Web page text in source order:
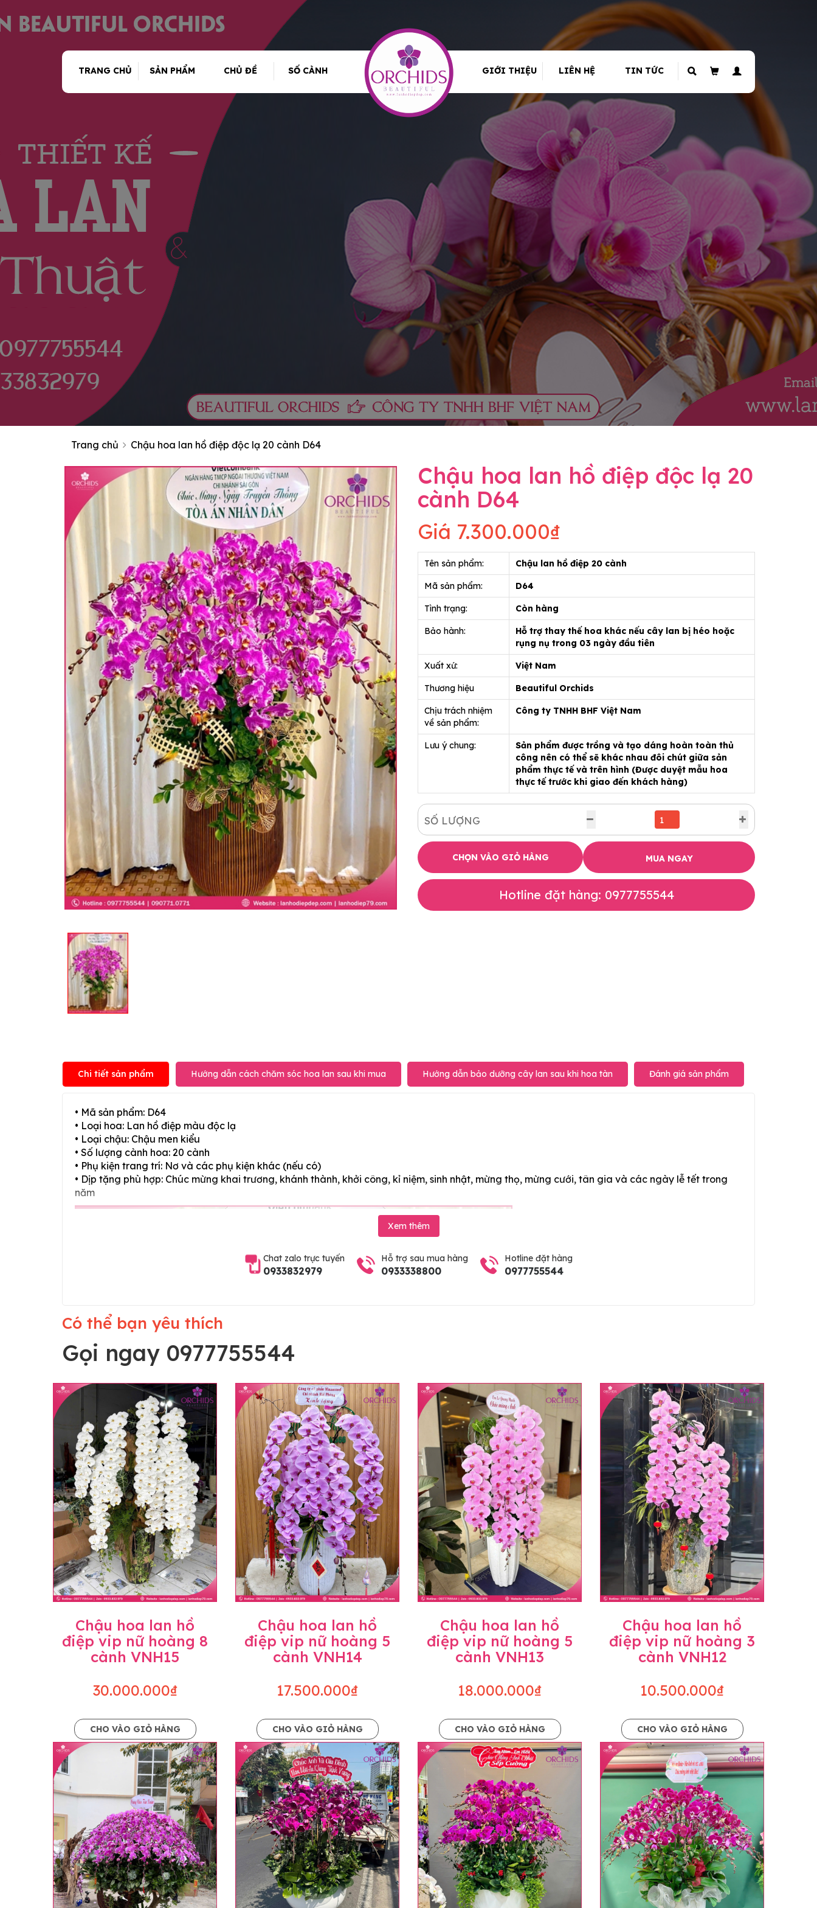
TRANG CHỦ SẢN PHẨM CHỦ ĐỀ SỐ CÀNH GIỚI THIỆU LIÊN HỆ TIN TỨC
Trang chủ Chậu hoa lan hồ điệp độc lạ 20 cành D64
Chậu hoa lan hồ điệp độc lạ 20
cành D64
Giá 7.300.000₫
Tên sản phẩm: Chậu lan hồ điệp 20 cành
Mã sản phẩm: D64
Tình trạng: Còn hàng
Bảo hành:
Hỗ trợ thay thế hoa khác nếu cây lan bị héo hoặc
rụng nụ trong 03 ngày đầu tiên
Xuất xứ: Việt Nam
Thương hiệu Beautiful Orchids
Chịu trách nhiệm
về sản phẩm:
Công ty TNHH BHF Việt Nam
Lưu ý chung:
Sản phẩm được trồng và tạo dáng hoàn toàn thủ
công nên có thể sẽ khác nhau đôi chút giữa sản
phẩm thực tế và trên hình (Được duyệt mẫu hoa
thực tế trước khi giao đến khách hàng)
SỐ LƯỢNG
CHỌN VÀO GIỎ HÀNG MUA NGAY
Hotline đặt hàng: 0977755544
Chi tiết sản phẩm Hướng dẫn cách chăm sóc hoa lan sau khi mua Hướng dẫn bảo dưỡng cây lan sau khi hoa tàn Đánh giá sản phẩm
• Mã sản phẩm: D64
• Loại hoa: Lan hồ điệp màu độc lạ
• Loại chậu: Chậu men kiểu
• Số lượng cành hoa: 20 cành
• Phụ kiện trang trí: Nơ và các phụ kiện khác (nếu có)
• Dịp tặng phù hợp: Chúc mừng khai trương, khánh thành, khởi công, kỉ niệm, sinh nhật, mừng thọ, mừng cưới, tân gia và các ngày lễ tết trong
năm
Lưu ý trước khi đặt hàng
• Về cây hoa: Một chậu hoa lan hồ điệp đẹp và hoàn chỉnh sẽ được phối ghép từ nhiều cây hoa và tạo dáng hoàn toàn thủ công nên có thể sẽ
khác nhau đôi chút giữa sản phẩm thực tế và trên hình. Cây hoa lan còn phụ thuộc theo mùa và điều kiện khách quan, tùy vào thời điểm hoa nở
nhiều, nở ít khi shop có sẵn nên sẽ thay đổi về độ dầy hoa, thưa hoa và cách trang trí.
• Về kiểu dáng & phụ kiện: Beautiful Orchids cam kết sản phẩm được thực hiện dựa trên mẫu đã chọn với mức độ giống mẫu khoảng 80-90%,
nếu có thay đổi về màu sắc hoa và kiểu chậu cũng như phụ kiện trang trí chúng tôi sẽ chủ động liên lạc với khách hàng để thông báo và tư vấn
loại hoa và phụ kiện thay thế, vẫn giữ nguyên mức giá không thay đổi. Trường hợp không đủ thời gian hoặc không liên lạc được với người
Xem thêm
Chat zalo trực tuyến
0933832979
Hỗ trợ sau mua hàng
0933338800
Hotline đặt hàng
0977755544
Có thể bạn yêu thích
Gọi ngay 0977755544
Chậu hoa lan hồ
điệp vip nữ hoàng 8
cành VNH15
30.000.000₫
CHO VÀO GIỎ HÀNG
Chậu hoa lan hồ
điệp vip nữ hoàng 5
cành VNH14
17.500.000₫
CHO VÀO GIỎ HÀNG
Chậu hoa lan hồ
điệp vip nữ hoàng 5
cành VNH13
18.000.000₫
CHO VÀO GIỎ HÀNG
Chậu hoa lan hồ
điệp vip nữ hoàng 3
cành VNH12
10.500.000₫
CHO VÀO GIỎ HÀNG